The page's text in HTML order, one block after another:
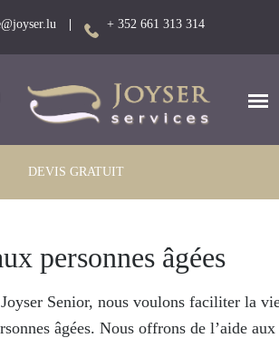
| + 352 661 313 314
DEVIS GRATUIT
personnes âgées
Senior, nous voulons faciliter la
âgées. Nous offrons de l’aide aux